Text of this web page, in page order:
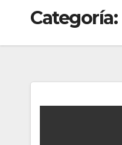
Categoría: